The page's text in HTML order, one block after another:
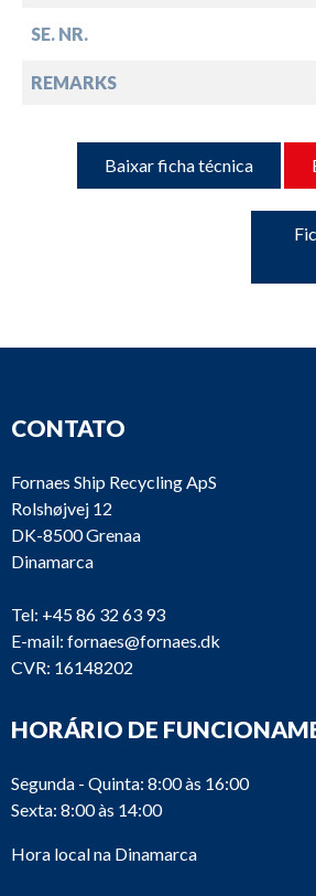
SE. NR.
REMARKS
Baixar ficha técnica
CONTATO
Fornaes Ship Recycling ApS
Rolshøjvej 12
DK-8500 Grenaa
Dinamarca
Tel: +45 86 32 63 93
E-mail: fornaes@fornaes.dk
CVR: 16148202
HORÁRIO DE
Segunda - Quinta: 8:00 às 16:00
Sexta: 8:00 às 14:00
Hora local na Dinamarca